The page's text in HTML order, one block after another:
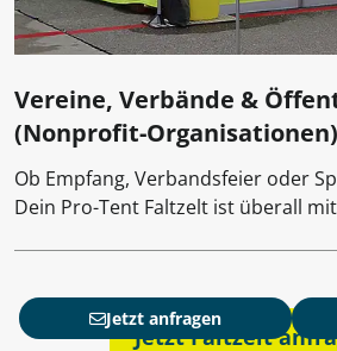
Vereine, Verbände &
(Nonprofit-Organisationen)
Ob Empfang, Verbandsfeier oder
Dein Pro-Tent Faltzelt ist überall
Jetzt Faltzelt
Jetzt anfragen